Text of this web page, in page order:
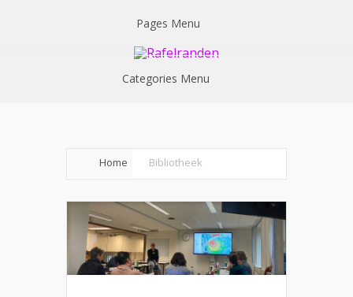
Pages Menu
Categories Menu
Home Bibliotheek